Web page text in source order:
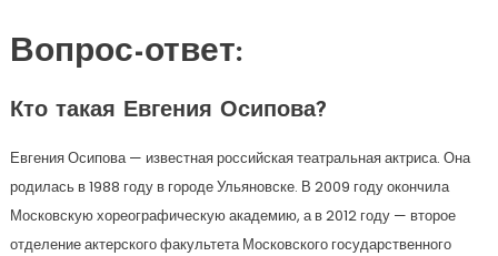
Вопрос-ответ:
Кто такая Евгения Осипова?
Евгения Осипова — известная российская театральная актриса. Она
родилась в 1988 году в городе Ульяновске. В 2009 году окончила
Московскую хореографическую академию, а в 2012 году — второе
отделение актерского факультета Московского государственного